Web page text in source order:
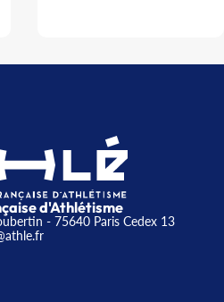
d'Athlétisme
- 75640 Paris Cedex 13